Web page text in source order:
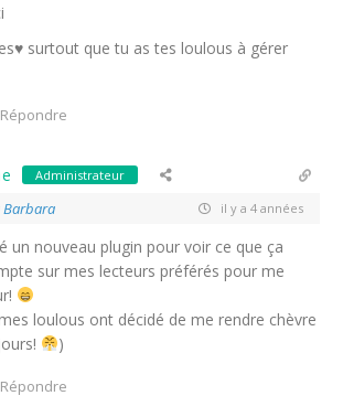
surtout que tu as tes loulous à gérer
Répondre
Administrateur
Barbara il y a 4 années
un nouveau plugin pour voir ce que ça
sur mes lecteurs préférés pour me
loulous ont décidé de me rendre chèvre
)
Répondre